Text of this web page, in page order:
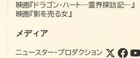
映画『ドラゴン・ハート―霊界探訪記―』
映画『影を売る女』
メディア
ニュースター・プロダクション